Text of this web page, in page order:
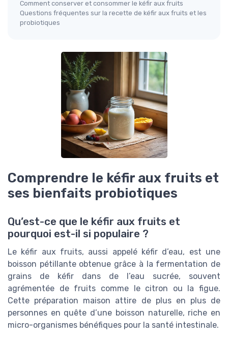
Comment conserver et consommer le kéfir aux fruits
Questions fréquentes sur la recette de kéfir aux fruits et les
probiotiques
Comprendre le kéfir aux fruits et
ses bienfaits probiotiques
Qu’est-ce que le kéfir aux fruits et
pourquoi est-il si populaire ?
Le kéfir aux fruits, aussi appelé kéfir d’eau, est une
boisson pétillante obtenue grâce à la fermentation de
grains de kéfir dans de l’eau sucrée, souvent
agrémentée de fruits comme le citron ou la figue.
Cette préparation maison attire de plus en plus de
personnes en quête d’une boisson naturelle, riche en
micro-organismes bénéfiques pour la santé intestinale.